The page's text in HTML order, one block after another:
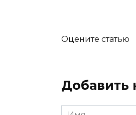
Оцените статью
Добавить
Имя